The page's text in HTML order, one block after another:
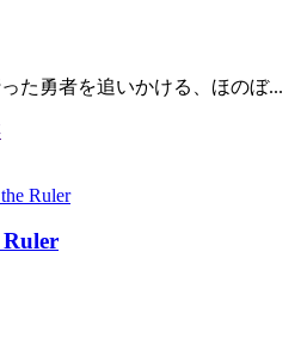
た勇者を追いかける、ほのぼ...